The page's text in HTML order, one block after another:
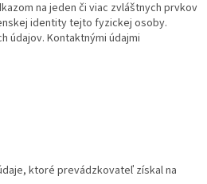
na jeden či viac zvláštnych prvkov
identity tejto fyzickej osoby.
údajov. Kontaktnými údajmi
ktoré prevádzkovateľ získal na